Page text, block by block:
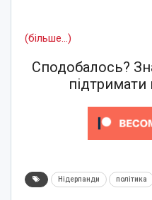
(більше…)
Сподобалось?
підтримати
Нідерланди політика